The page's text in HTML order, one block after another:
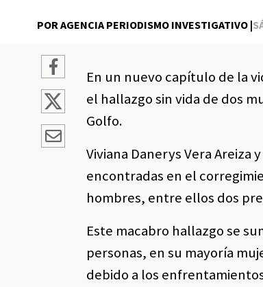
POR AGENCIA PERIODISMO INVESTIGATIVO |
En un nuevo capítulo de la
el hallazgo sin vida de dos
Golfo.
Viviana Danerys Vera Areiza
encontradas en el
hombres, entre ellos dos
Este macabro hallazgo se
personas, en su mayoría
debido a los